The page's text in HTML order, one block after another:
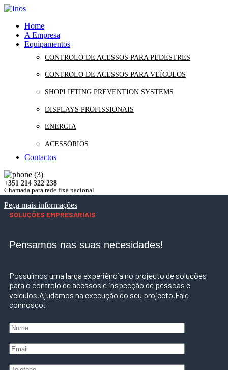
Home
A Empresa
Equipamentos
CONTROLO DE ACESSOS PARA PEDESTRES
CONTROLO DE ACESSOS PARA VEÍCULOS
SHOPLIFTING PREVENTION SYSTEMS
DISPLAYS PROFISSIONAIS
ENERGIA
ACESSÓRIOS
Contactos
+351 214 322 238
Chamada para rede fixa nacional
Peça mais informações
SOLUÇÕES EMPRESARIAIS
Pensamos nas suas necesidades!
Possuímos uma larga experiência no projecto de soluções
para o controlo de acessos e inspecção de pessoas e
veículos.Ajudamos na execução do seu projecto.Fale
connosco!